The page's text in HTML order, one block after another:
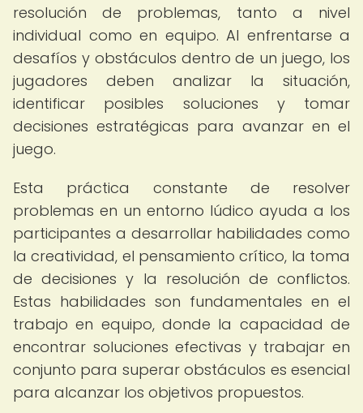
resolución de problemas, tanto a nivel
individual como en equipo. Al enfrentarse a
desafíos y obstáculos dentro de un juego, los
jugadores deben analizar la situación,
identificar posibles soluciones y tomar
decisiones estratégicas para avanzar en el
juego.
Esta práctica constante de resolver
problemas en un entorno lúdico ayuda a los
participantes a desarrollar habilidades como
la creatividad, el pensamiento crítico, la toma
de decisiones y la resolución de conflictos.
Estas habilidades son fundamentales en el
trabajo en equipo, donde la capacidad de
encontrar soluciones efectivas y trabajar en
conjunto para superar obstáculos es esencial
para alcanzar los objetivos propuestos.